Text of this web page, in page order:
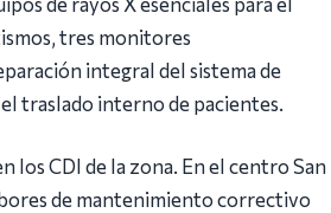
tres monitores
integral del sistema de
traslado interno de pacientes.
los CDI de la zona. En el centro San
de mantenimiento correctivo